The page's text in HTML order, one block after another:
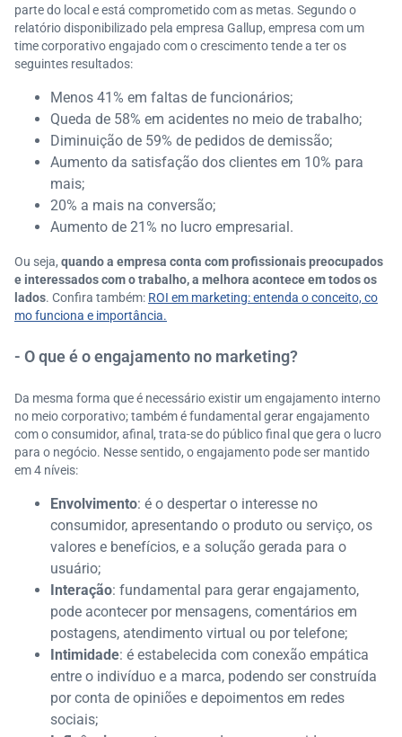
parte do local e está comprometido com as metas. Segundo o
relatório disponibilizado pela empresa Gallup, empresa com um
time corporativo engajado com o crescimento tende a ter os
seguintes resultados:
Menos 41% em faltas de funcionários;
Queda de 58% em acidentes no meio de trabalho;
Diminuição de 59% de pedidos de demissão;
Aumento da satisfação dos clientes em 10% para
mais;
20% a mais na conversão;
Aumento de 21% no lucro empresarial.
Ou seja, quando a empresa conta com profissionais preocupados
e interessados com o trabalho,a melhora acontece em todos os
lados. Confira também: ROI em marketing: entenda o conceito, co
mo funciona e importância.
- O que é o engajamento no marketing?
Da mesma forma que é necessário existir um engajamento interno
no meio corporativo; também é fundamental gerar engajamento
com o consumidor, afinal, trata-se do público final que gera o lucro
para o negócio. Nesse sentido, o engajamento pode ser mantido
em 4 níveis:
Envolvimento: é o despertar o interesse no
consumidor, apresentando o produto ou serviço, os
valores e benefícios, e a solução gerada para o
usuário;
Interação: fundamental para gerar engajamento,
pode acontecer por mensagens, comentários em
postagens, atendimento virtual ou por telefone;
Intimidade: é estabelecida com conexão empática
entre o indivíduo e a marca, podendo ser construída
por conta de opiniões e depoimentos em redes
sociais;